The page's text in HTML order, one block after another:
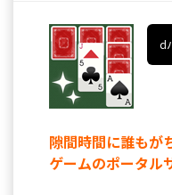
d
隙間時間に誰もが
ゲームのポータル